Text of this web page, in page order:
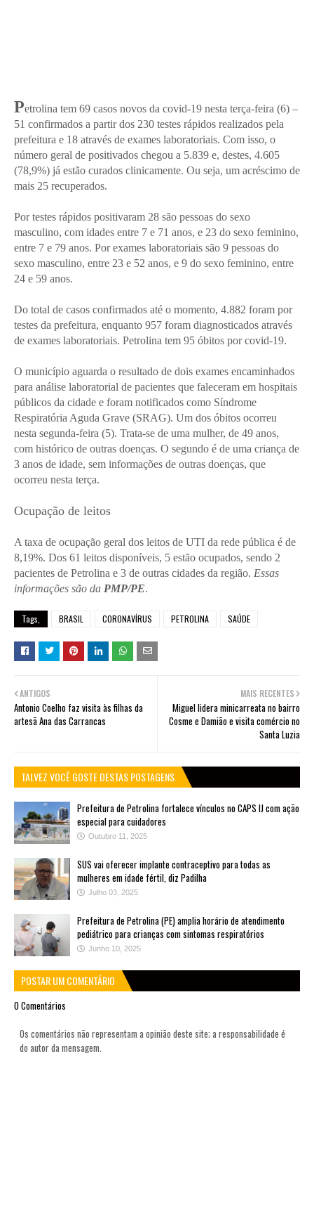
Petrolina tem 69 casos novos da covid-19 nesta terça-feira (6) –
51 confirmados a partir dos 230 testes rápidos realizados pela
prefeitura e 18 através de exames laboratoriais. Com isso, o
número geral de positivados chegou a 5.839 e, destes, 4.605
(78,9%) já estão curados clinicamente. Ou seja, um acréscimo de
mais 25 recuperados.
Por testes rápidos positivaram 28 são pessoas do sexo
masculino, com idades entre 7 e 71 anos, e 23 do sexo feminino,
entre 7 e 79 anos. Por exames laboratoriais são 9 pessoas do
sexo masculino, entre 23 e 52 anos, e 9 do sexo feminino, entre
24 e 59 anos.
Do total de casos confirmados até o momento, 4.882 foram por
testes da prefeitura, enquanto 957 foram diagnosticados através
de exames laboratoriais. Petrolina tem 95 óbitos por covid-19.
O município aguarda o resultado de dois exames encaminhados
para análise laboratorial de pacientes que faleceram em hospitais
públicos da cidade e foram notificados como Síndrome
Respiratória Aguda Grave (SRAG). Um dos óbitos ocorreu
nesta segunda-feira (5). Trata-se de uma mulher, de 49 anos,
com histórico de outras doenças. O segundo é de uma criança de
3 anos de idade, sem informações de outras doenças, que
ocorreu nesta terça.
Ocupação de leitos
A taxa de ocupação geral dos leitos de UTI da rede pública é de
8,19%. Dos 61 leitos disponíveis, 5 estão ocupados, sendo 2
pacientes de Petrolina e 3 de outras cidades da região. Essas
informações são da PMP/PE.
Tags, BRASIL CORONAVÍRUS PETROLINA SAÚDE
MAIS RECENTES
Miguel lidera minicarreata no bairro
Cosme e Damião e visita comércio no
Santa Luzia
ANTIGOS
Antonio Coelho faz visita às filhas da
artesã Ana das Carrancas
TALVEZ VOCÊ GOSTE DESTAS POSTAGENS
Prefeitura de Petrolina fortalece vínculos no CAPS IJ com ação
especial para cuidadores
Outubro 11, 2025
SUS vai oferecer implante contraceptivo para todas as
mulheres em idade fértil, diz Padilha
Julho 03, 2025
Prefeitura de Petrolina (PE) amplia horário de atendimento
pediátrico para crianças com sintomas respiratórios
Junho 10, 2025
POSTAR UM COMENTÁRIO
0 Comentários
Os comentários não representam a opinião deste site; a responsabilidade é
do autor da mensagem.